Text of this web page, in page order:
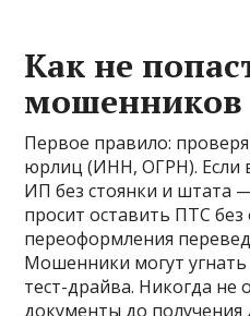
Как не
мошенников
Первое правило:
юрлиц (ИНН, ОГРН). Если
ИП без стоянки и штата
просит оставить ПТС
переоформления
Мошенники могут
тест-драйва. Никогда не
документы до получения